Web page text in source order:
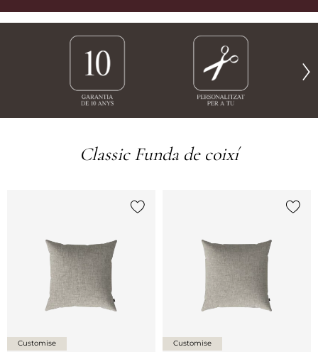
Classic Funda de coixí
Customise Customise